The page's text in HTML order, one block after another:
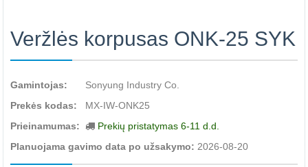
Veržlės korpusas ONK-25 SYK
Gamintojas:
Sonyung Industry Co.
Prekės kodas:
MX-IW-ONK25
Prieinamumas:
Prekių pristatymas 6-11 d.d.
Planuojama gavimo data po užsakymo: 2026-08-20